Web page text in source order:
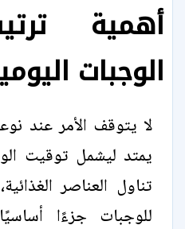
أهمية
الوجبات
لا يتوقف الأمر عند
يمتد ليشمل توقيت
تناول العناصر
للوجبات جزءًا